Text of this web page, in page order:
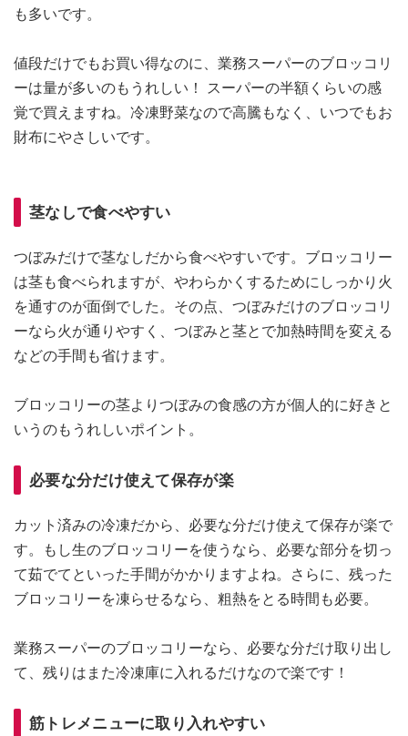
も多いです。
値段だけでもお買い得なのに、業務スーパーのブロッコリ
ーは量が多いのもうれしい！ スーパーの半額くらいの感
覚で買えますね。冷凍野菜なので高騰もなく、いつでもお
財布にやさしいです。
茎なしで食べやすい
つぼみだけで茎なしだから食べやすいです。ブロッコリー
は茎も食べられますが、やわらかくするためにしっかり火
を通すのが面倒でした。その点、つぼみだけのブロッコリ
ーなら火が通りやすく、つぼみと茎とで加熱時間を変える
などの手間も省けます。
ブロッコリーの茎よりつぼみの食感の方が個人的に好きと
いうのもうれしいポイント。
必要な分だけ使えて保存が楽
カット済みの冷凍だから、必要な分だけ使えて保存が楽で
す。もし生のブロッコリーを使うなら、必要な部分を切っ
て茹でてといった手間がかかりますよね。さらに、残った
ブロッコリーを凍らせるなら、粗熱をとる時間も必要。
業務スーパーのブロッコリーなら、必要な分だけ取り出し
て、残りはまた冷凍庫に入れるだけなので楽です！
筋トレメニューに取り入れやすい